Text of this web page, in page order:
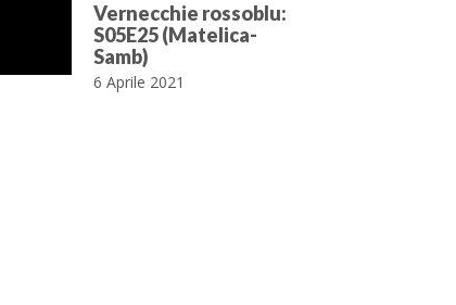
Vernecchie rossoblu:
S05E25 (Matelica-
Samb)
6 Aprile 2021